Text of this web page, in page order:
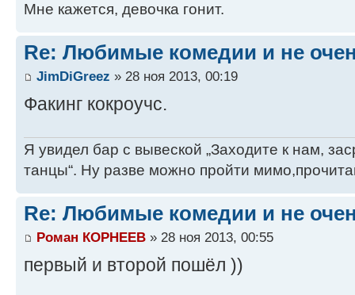
Мне кажется, девочка гонит.
Re: Любимые комедии и не
JimDiGreez » 28 ноя 2013, 00:19
Факинг кокроучс.
Я увидел бар с вывеской „Заходите к нам,
танцы“. Ну разве можно пройти
Re: Любимые комедии и не
Роман КОРНЕЕВ » 28 ноя 2013, 00:55
первый и второй пошёл ))